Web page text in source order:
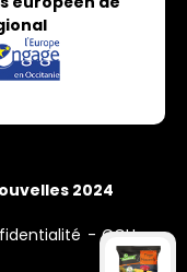
2024
CGU